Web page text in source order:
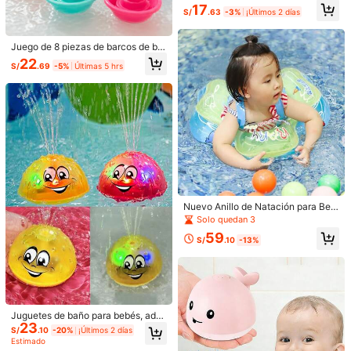
Devoluciones aceptadas
Pagos seguros · Protección de privacidad
5.00 Ver más
Fácil de Usar(1)
ま***ろ Color: Multicolor / Talla: Al azar 6 piezas
使うのが楽しみ！！！！
Útil(0)
m***7 Color: Multicolor / Talla: 2 uds al azar
最高すぎる。ガチャガチャ安くても300円するこの時代にこの値
段でこのレベルのおもちゃはありがたい。イルカとヒトデが届い
た。ヒトデが若干反応しないときあるけど安いしまた買い直した
らおっけ。
Útil(0)
Detalles Del Producto
Juego de 8 piezas de barcos de ba
ño apilables arcoíris para bebé, jug
uetes educativos flotantes apilable
ar para niños y niñas pequeños
S/22.69 -5% Últimas 5 hrs
Juguetes de baño para bebés, ade
cuados para niños pequeños, jugue
tes de ballena que rocían agua y se
S/23.10 -20% ¡Últimos 2 días
Estimado
entosa, juguetes para bebés, juguet
es giratorios para niños pequeños d
ara la educación temprana, juguete
s para sillas de comedor, regalos de
cumpleaños para niños y niñas peq
ueños, apropiados para uso diario d
e bebés, juguetes para bebés, jugu
etes de baño, baño de bebé, juguet
es de bebé, juguetes de baño, jugu
ete de bebé
S/17.63 -3% ¡Últimos 2 días
Nuevo Anillo de Natación para Beb
és Niños Pequeño Mediano Grande
Anillo Inflable para Cuello Anillo par
a Axilas Anillo Flotante Ajustable A
ara Vacaciones y Cumpleaños
Solo quedan 3
S/59.10 -13%